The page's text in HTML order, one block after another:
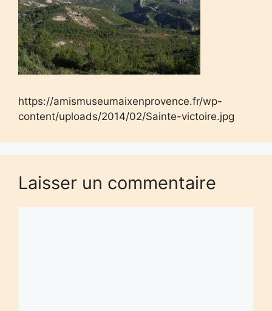
https://amismuseumaixenprovence.fr/wp-
content/uploads/2014/02/Sainte-victoire.jpg
Laisser un commentaire